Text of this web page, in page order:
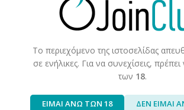
Το περιεχόμενο της ιστοσελίδας
σε ενήλικες. Για να συνεχίσεις,
των 18.
ΕΙΜΑΙ ΑΝΩ ΤΩΝ 18 ΔΕΝ ΕΙΜΑΙ
10 products 7